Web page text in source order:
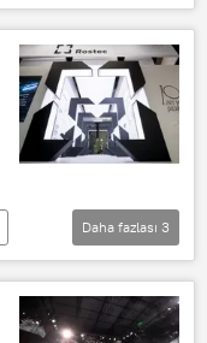
Daha fazlası 3